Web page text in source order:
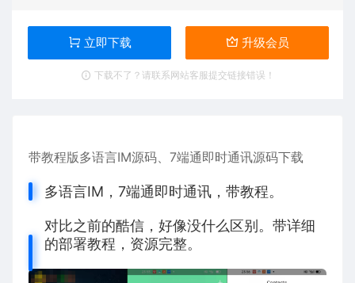
立即下载 升级会员
下载不了？请联系网站客服提交链接错误！
带教程版多语言IM源码、7端通即时通讯源码下载
多语言IM，7端通即时通讯，带教程。
对比之前的酷信，好像没什么区别。带详细
的部署教程，资源完整。